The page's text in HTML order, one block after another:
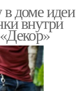
в доме идеи
внутри